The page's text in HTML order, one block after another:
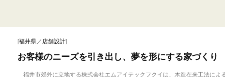
[福井県／店舗設計]
お客様のニーズを引き出し、夢を形にする家づくり
福井市郊外に立地する株式会社エムアイテックフクイは、木造在来工法によ